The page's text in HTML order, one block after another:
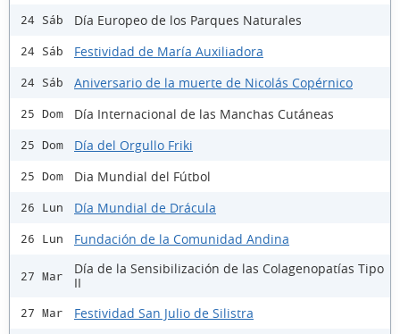
24 Sáb Día Europeo de los Parques Naturales
24 Sáb Festividad de María Auxiliadora
24 Sáb Aniversario de la muerte de Nicolás Copérnico
25 Dom Día Internacional de las Manchas Cutáneas
25 Dom Día del Orgullo Friki
25 Dom Dia Mundial del Fútbol
26 Lun Día Mundial de Drácula
26 Lun Fundación de la Comunidad Andina
27 Mar
Día de la Sensibilización de las Colagenopatías Tipo
II
27 Mar Festividad San Julio de Silistra